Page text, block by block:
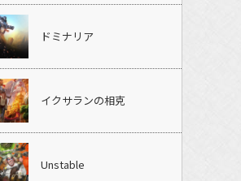
ドミナリア
イクサランの相克
Unstable